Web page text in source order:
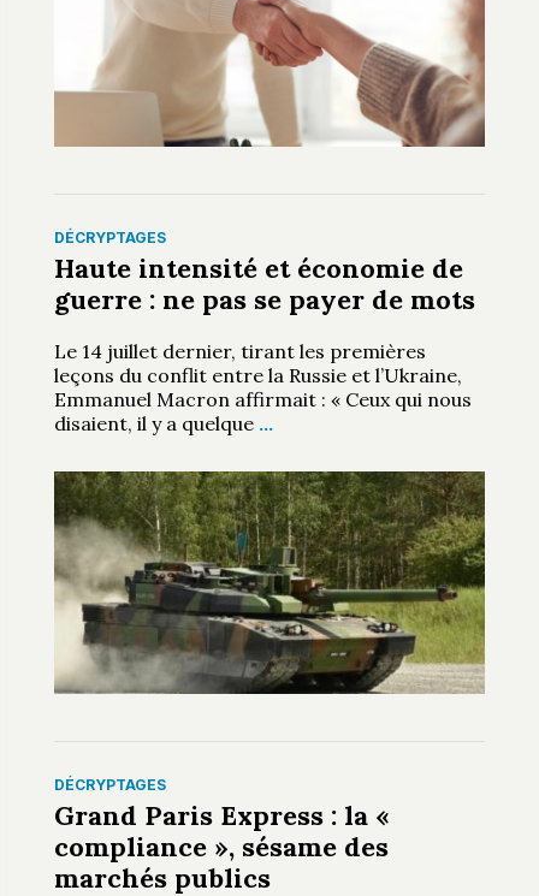
DÉCRYPTAGES
Haute intensité et économie de
guerre : ne pas se payer de mots
Le 14 juillet dernier, tirant les premières
leçons du conflit entre la Russie et l’Ukraine,
Emmanuel Macron affirmait : « Ceux qui nous
disaient, il y a quelque …
DÉCRYPTAGES
Grand Paris Express : la «
compliance », sésame des
marchés publics